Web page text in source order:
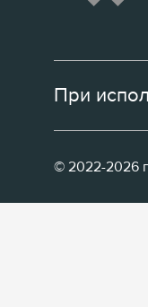
При
© 2022-2026